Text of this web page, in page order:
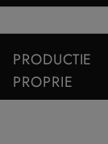
PRODUCTIE
PROPRIE